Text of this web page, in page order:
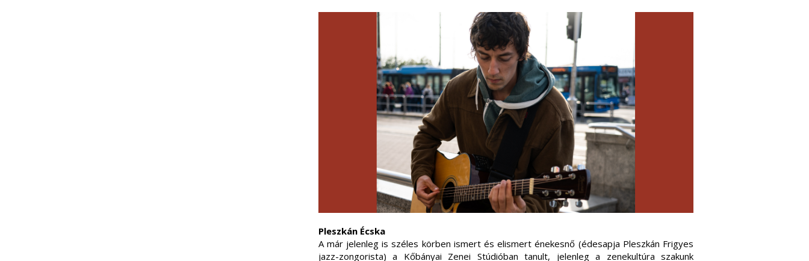
Pleszkán Écska
A már jelenleg is széles körben ismert és elismert énekesnő (édesapja Pleszkán Frigyes
jazz-zongorista) a Kőbányai Zenei Stúdióban tanult, jelenleg a zenekultúra szakunk